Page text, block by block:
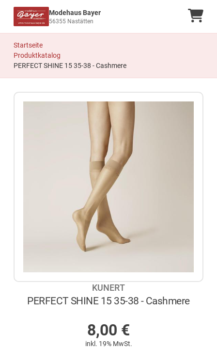
Modehaus Bayer
56355 Nastätten
Startseite
Produktkatalog
PERFECT SHINE 15 35-38 - Cashmere
KUNERT
PERFECT SHINE 15 35-38 - Cashmere
8,00 €
inkl. 19% MwSt.